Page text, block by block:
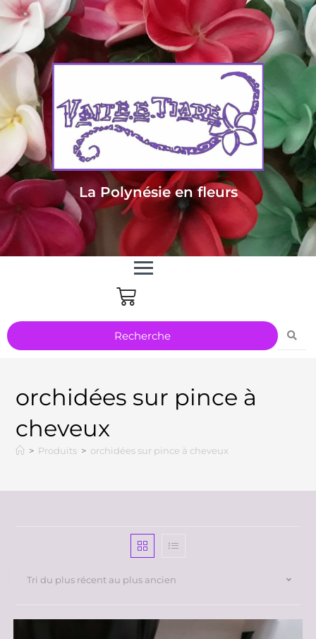
Livraison sous 24/48h en Métropole - Frais de livraison offert dès 85
euros d'achat en Métropole, dès 150 euros pour le reste du monde
La Polynésie en fleurs
orchidées sur pince à
cheveux
> Produits > orchidées sur pince à cheveux
Tri du plus récent au plus ancien